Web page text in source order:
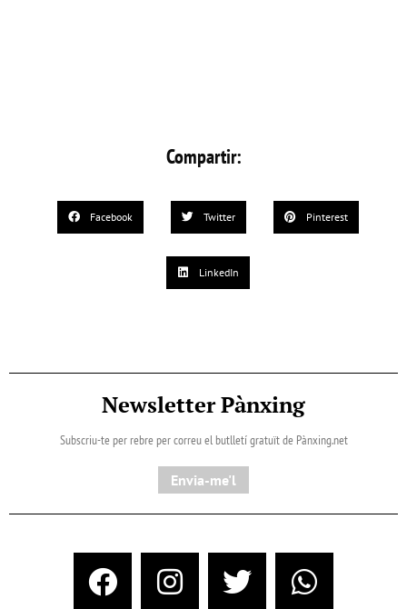
Compartir:
Facebook Twitter Pinterest
LinkedIn
Newsletter Pànxing
Subscriu-te per rebre per correu el butlletí gratuït de Pànxing.net​
Envia-me'l